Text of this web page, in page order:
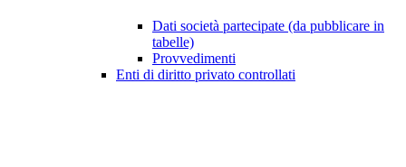
Dati società partecipate (da pubblicare in
tabelle)
Provvedimenti
Enti di diritto privato controllati